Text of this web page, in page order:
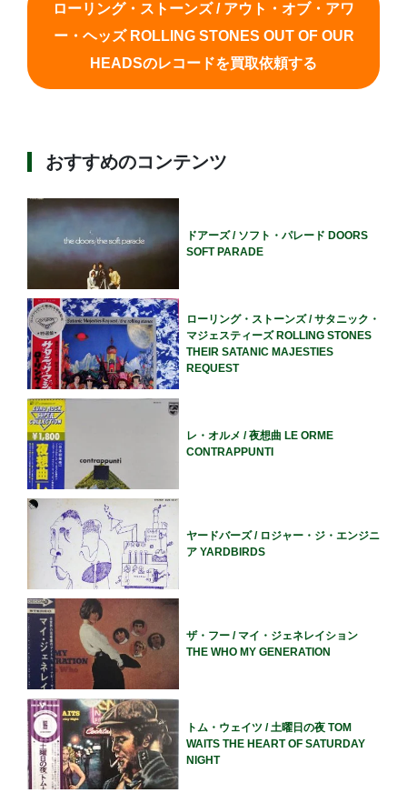
ローリング・ストーンズ / アウト・オブ・アワ
ー・ヘッズ ROLLING STONES OUT OF OUR
HEADSのレコードを買取依頼する
おすすめのコンテンツ
ドアーズ / ソフト・パレード DOORS
SOFT PARADE
ローリング・ストーンズ / サタニック・
マジェスティーズ ROLLING STONES
THEIR SATANIC MAJESTIES
REQUEST
レ・オルメ / 夜想曲 LE ORME
CONTRAPPUNTI
ヤードバーズ / ロジャー・ジ・エンジニ
ア YARDBIRDS
ザ・フー / マイ・ジェネレイション
THE WHO MY GENERATION
トム・ウェイツ / 土曜日の夜 TOM
WAITS THE HEART OF SATURDAY
NIGHT